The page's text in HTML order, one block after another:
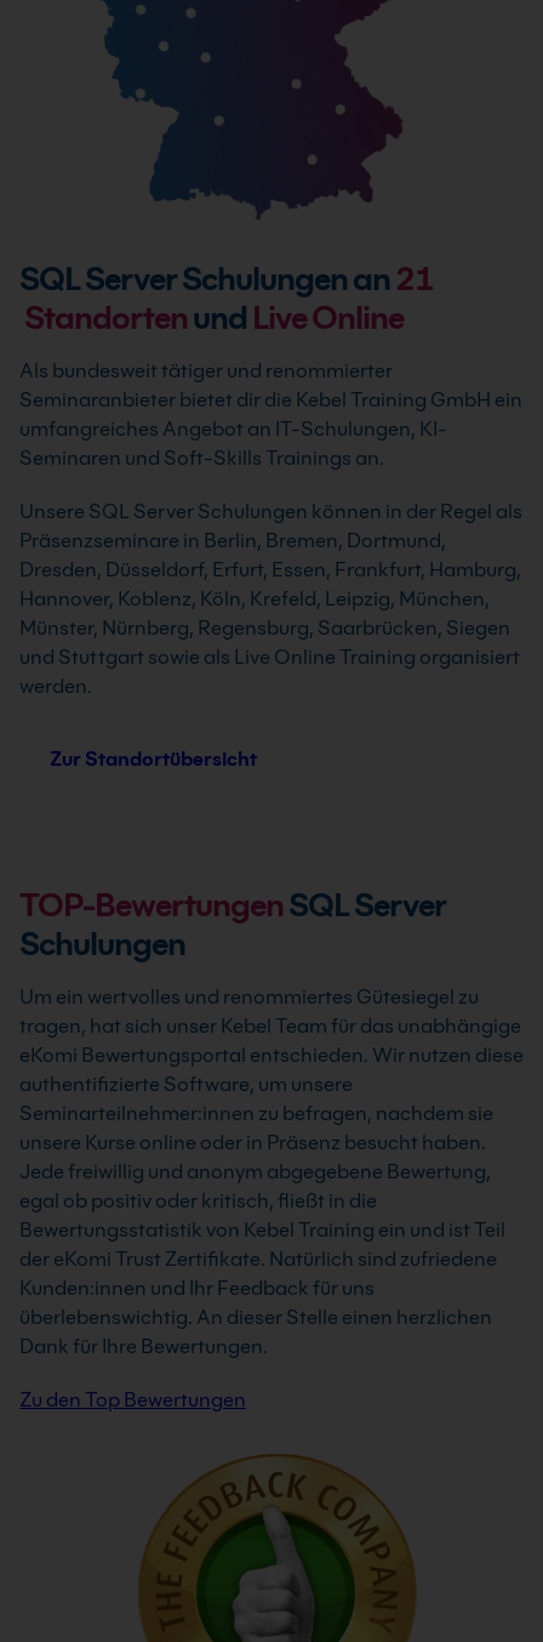
SQL Server Schulungen an 21
Standortenund Live Online
Als bundesweit tätiger und renommierter
Seminaranbieter bietet dir die Kebel Training GmbH ein
umfangreiches Angebot an IT-Schulungen, KI-
Seminaren und Soft-Skills Trainings an.
Unsere SQL Server Schulungen können in der Regel als
Präsenzseminare in Berlin, Bremen, Dortmund,
Dresden, Düsseldorf, Erfurt, Essen, Frankfurt, Hamburg,
Hannover, Koblenz, Köln, Krefeld, Leipzig, München,
Münster, Nürnberg, Regensburg, Saarbrücken, Siegen
und Stuttgart sowie als Live Online Training organisiert
werden.
Zur Standortübersicht
TOP-BewertungenSQL Server
Schulungen
Um ein wertvolles und renommiertes Gütesiegel zu
tragen, hat sich unser Kebel Team für das unabhängige
eKomi Bewertungsportal entschieden. Wir nutzen diese
authentifizierte Software, um unsere
Seminarteilnehmer:innen zu befragen, nachdem sie
unsere Kurse online oder in Präsenz besucht haben.
Jede freiwillig und anonym abgegebene Bewertung,
egal ob positiv oder kritisch, fließt in die
Bewertungsstatistik von Kebel Training ein und ist Teil
der eKomi Trust Zertifikate. Natürlich sind zufriedene
Kunden:innen und Ihr Feedback für uns
überlebenswichtig. An dieser Stelle einen herzlichen
Dank für Ihre Bewertungen.
Zu den Top Bewertungen